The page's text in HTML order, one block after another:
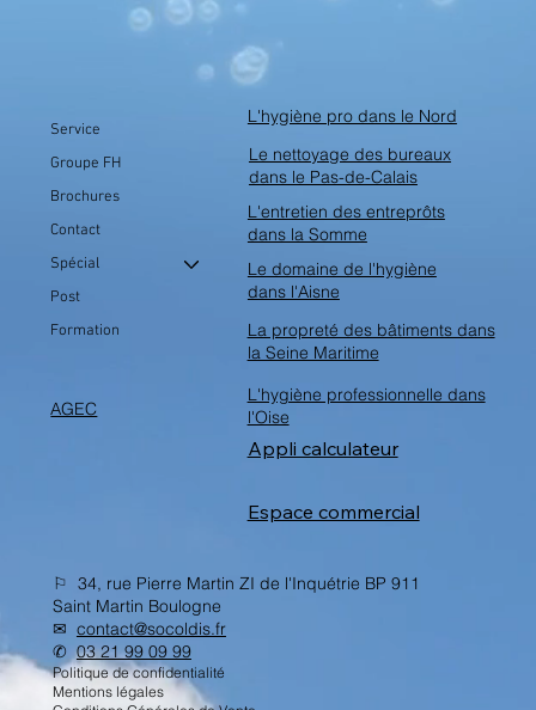
Service
Groupe FH
Brochures
Contact
Spécial
Post
Formation
AGEC
L'hygiène pro dans le Nord
Le nettoyage des bureaux
dans le Pas-de-Calais
L'entretien des entreprôts
dans la Somme
Le domaine de l'hygiène
dans l'Aisne
La propreté des bâtiments dans
la Seine Maritime
L'hygiène professionnelle dans
l'Oise
Espace commercial
Appli calculateur
⚐ 34, rue Pierre Martin ZI de l'Inquétrie BP 911
Saint Martin Boulogne
✉︎ contact@socoldis.fr
✆03 21 99 09 99
Politique de confidentialité
Mentions légales